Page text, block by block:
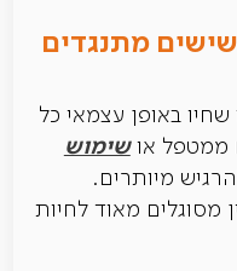
מתנגדים
באופן עצמאי כל
ממטפל אושימוש
מיותרים.
מסוגלים מאוד לחיות